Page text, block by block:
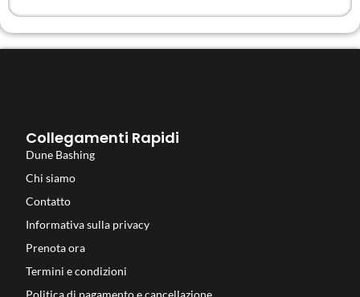
Collegamenti Rapidi
Dune Bashing
Chi siamo
Contatto
Informativa sulla privacy
Prenota ora
Termini e condizioni
Politica di pagamento e cancellazione